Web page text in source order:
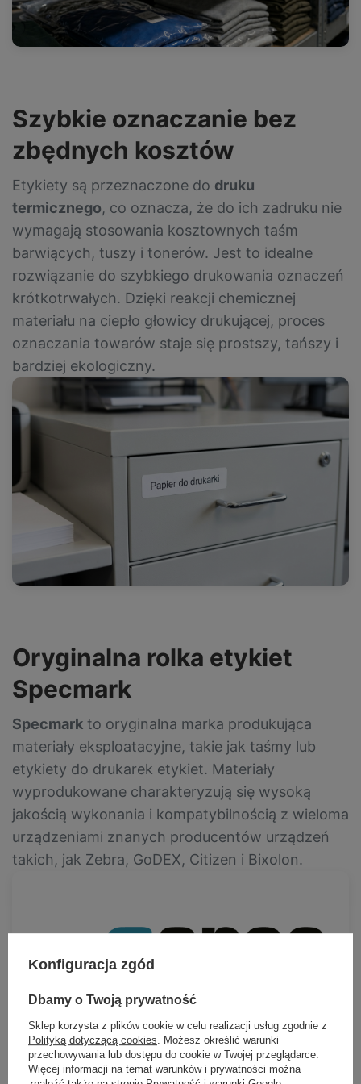
Szybkie oznaczanie bez
zbędnych kosztów
Etykiety są przeznaczone do druku
termicznego, co oznacza, że do ich zadruku nie
wymagają stosowania kosztownych taśm
barwiących, tuszy i tonerów. Jest to idealne
rozwiązanie do szybkiego drukowania oznaczeń
krótkotrwałych. Dzięki reakcji chemicznej
materiału na ciepło głowicy drukującej, proces
oznaczania towarów staje się prostszy, tańszy i
bardziej ekologiczny.
Oryginalna rolka etykiet
Specmark
Specmark to oryginalna marka produkująca
materiały eksploatacyjne, takie jak taśmy lub
etykiety do drukarek etykiet. Materiały
wyprodukowane charakteryzują się wysoką
jakością wykonania i kompatybilnością z wieloma
urządzeniami znanych producentów urządzeń
takich, jak Zebra, GoDEX, Citizen i Bixolon.
Konfiguracja zgód
Dbamy o Twoją prywatność
Sklep korzysta z plików cookie w celu realizacji usług zgodnie z
Polityką dotyczącą cookies . Możesz określić warunki
przechowywania lub dostępu do cookie w Twojej przeglądarce.
Więcej informacji na temat warunków i prywatności można